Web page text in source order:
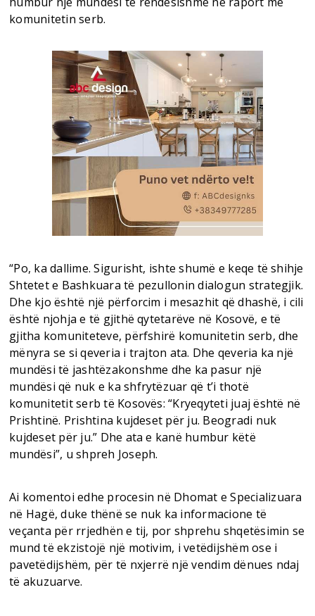
komunitetin serb.
“Po, ka dallime. Sigurisht, ishte shumë e keqe të shihje
Shtetet e Bashkuara të pezullonin dialogun strategjik.
Dhe kjo është një përforcim i mesazhit që dhashë, i cili
është njohja e të gjithë qytetarëve në Kosovë, e të
gjitha komuniteteve, përfshirë komunitetin serb, dhe
mënyra se si qeveria i trajton ata. Dhe qeveria ka një
mundësi të jashtëzakonshme dhe ka pasur një
mundësi që nuk e ka shfrytëzuar që t’i thotë
komunitetit serb të Kosovës: “Kryeqyteti juaj është në
Prishtinë. Prishtina kujdeset për ju. Beogradi nuk
kujdeset për ju.” Dhe ata e kanë humbur këtë
mundësi”, u shpreh Joseph.
Ai komentoi edhe procesin në Dhomat e Specializuara
në Hagë, duke thënë se nuk ka informacione të
veçanta për rrjedhën e tij, por shprehu shqetësimin se
mund të ekzistojë një motivim, i vetëdijshëm ose i
pavetëdijshëm, për të nxjerrë një vendim dënues ndaj
të akuzuarve.